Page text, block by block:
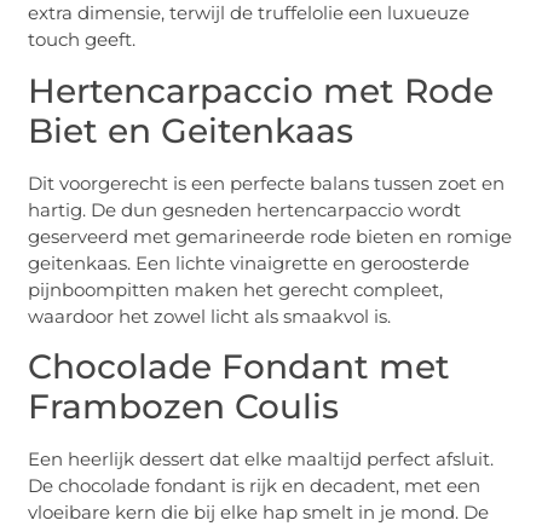
extra dimensie, terwijl de truffelolie een luxueuze
touch geeft.
Hertencarpaccio met Rode
Biet en Geitenkaas
Dit voorgerecht is een perfecte balans tussen zoet en
hartig. De dun gesneden hertencarpaccio wordt
geserveerd met gemarineerde rode bieten en romige
geitenkaas. Een lichte vinaigrette en geroosterde
pijnboompitten maken het gerecht compleet,
waardoor het zowel licht als smaakvol is.
Chocolade Fondant met
Frambozen Coulis
Een heerlijk dessert dat elke maaltijd perfect afsluit.
De chocolade fondant is rijk en decadent, met een
vloeibare kern die bij elke hap smelt in je mond. De